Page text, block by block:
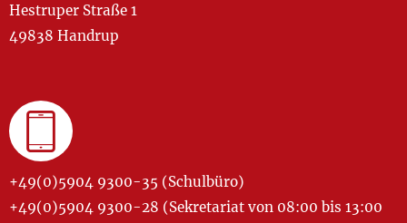
Hestruper Straße 1
49838 Handrup
+49(0)5904 9300-35 (Schulbüro)
+49(0)5904 9300-28 (Sekretariat von 08:00 bis 13:00